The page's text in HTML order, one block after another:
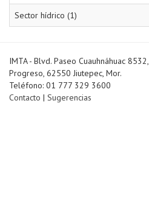
Sector hídrico (1)
IMTA - Blvd. Paseo Cuauhnáhuac 8532,
Progreso, 62550 Jiutepec, Mor.
Teléfono: 01 777 329 3600
Contacto | Sugerencias